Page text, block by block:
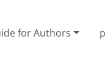
for Authors